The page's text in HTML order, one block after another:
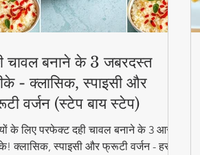
चावल बनाने के 3 जबरदस्त
- क्लासिक, स्पाइसी और
वर्जन (स्टेप बाय स्टेप)
के लिए परफेक्ट दही चावल बनाने के 3 आसान
क्लासिक, स्पाइसी और फ्रूटी वर्जन - हर